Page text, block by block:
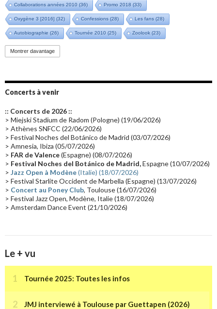
Collaborations années 2010 (36) Promo 2018 (33)
Oxygène 3 [2016] (32) Confessions (28) Les fans (28)
Autobiographie (26) Tournée 2010 (25) Zoolook (23)
Promo 2019(23)
Groupe de Recherche Musicale
Passages radio Vidéo Jarrecast (16) Synthé 80's
Les concerts en Chine(16) Cinéma
Synthé Roland(15) Belgique(15)
(14) Astronomie (14)
Tournée 2025(14) 2024(14) Chine(13)
Montrer davantage
Concerts à venir
:: Concerts de 2026 ::
> Miejski Stadium de Radom (Pologne) (19/06/2026)
> Athènes SNFCC (22/06/2026)
> Festival Noches del Botánico de Madrid (03/07/2026)
> Amnesia, Ibiza (05/07/2026)
> FAR de Valence(Espagne) (08/07/2026)
> Festival Noches del Botánico de Madrid,Espagne (10/07/2026)
> Jazz Open à Modène(Italie) (18/07/2026)
> Festival Starlite Occident de Marbella (Espagne) (13/07/2026)
> Concert au Poney Club, Toulouse (16/07/2026)
> Festival Jazz Open, Modène, Italie (18/07/2026)
> Amsterdam Dance Event (21/10/2026)
Le + vu